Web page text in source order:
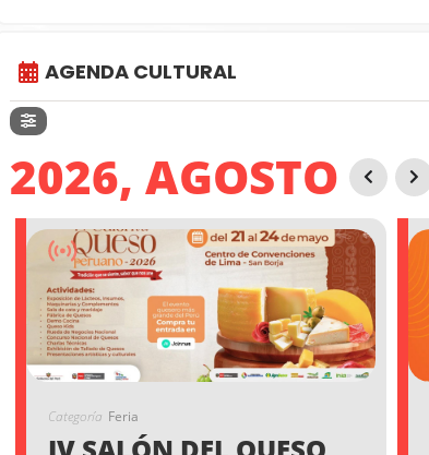
AGENDA CULTURAL
2026, AGOSTO
Categoría Feria